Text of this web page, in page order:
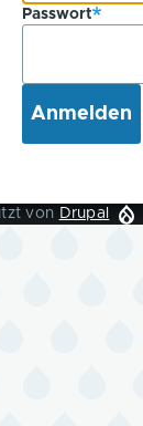
Passwort
von Drupal